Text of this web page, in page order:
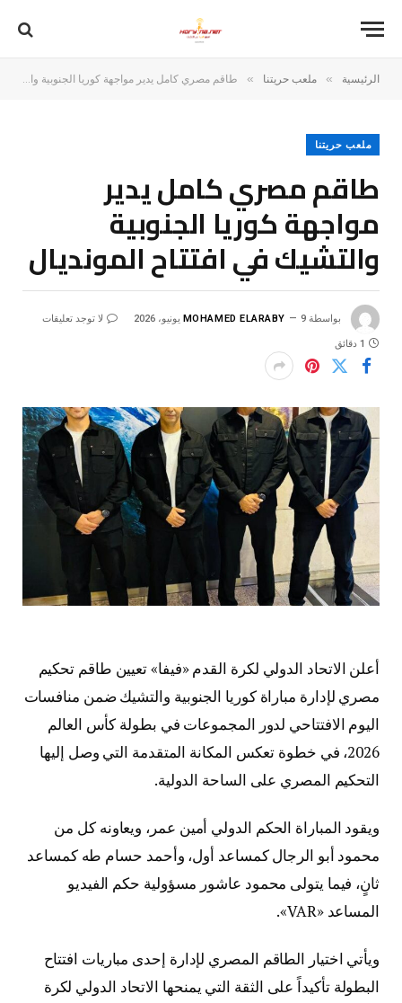
الرئيسية » ملعب حريتنا » طاقم مصري كامل يدير مواجهة كوريا الجنوبية والتشيك في افتتاح المونديال
ملعب حريتنا
طاقم مصري كامل يدير
مواجهة كوريا الجنوبية
والتشيك في افتتاح المونديال
بواسطة MOHAMED ELARABY 9 يونيو، 2026 لا توجد تعليقات
1 دقائق
أعلن الاتحاد الدولي لكرة القدم «فيفا» تعيين طاقم تحكيم
مصري لإدارة مباراة كوريا الجنوبية والتشيك ضمن منافسات
اليوم الافتتاحي لدور المجموعات في بطولة كأس العالم
2026، في خطوة تعكس المكانة المتقدمة التي وصل إليها
التحكيم المصري على الساحة الدولية.
ويقود المباراة الحكم الدولي أمين عمر، ويعاونه كل من
محمود أبو الرجال كمساعد أول، وأحمد حسام طه كمساعد
ثانٍ، فيما يتولى محمود عاشور مسؤولية حكم الفيديو
المساعد «VAR».
ويأتي اختيار الطاقم المصري لإدارة إحدى مباريات افتتاح
البطولة تأكيداً على الثقة التي يمنحها الاتحاد الدولي لكرة